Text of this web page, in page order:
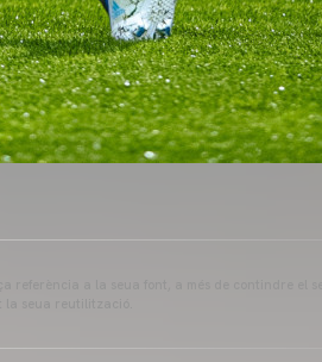
referència a la seua font, a més de contindre el
la seua reutilització.